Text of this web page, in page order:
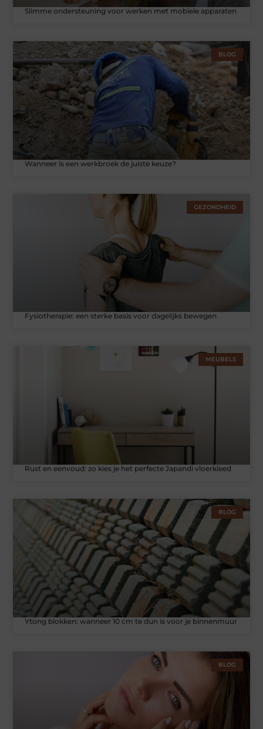
Slimme ondersteuning voor werken met mobiele apparaten
BLOG
Wanneer is een werkbroek de juiste keuze?
GEZONDHEID
Fysiotherapie: een sterke basis voor dagelijks bewegen
MEUBELS
Rust en eenvoud: zo kies je het perfecte Japandi vloerkleed
BLOG
Ytong blokken: wanneer 10 cm te dun is voor je binnenmuur
BLOG